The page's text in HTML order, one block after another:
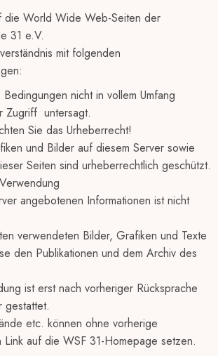
die World Wide Web-Seiten der
31 e.V.
mit folgenden
nicht in vollem Umfang
Zugriff untersagt.
Sie das Urheberrecht!
und Bilder auf diesem Server sowie
Seiten sind urheberrechtlich geschützt.
angebotenen Informationen ist nicht
verwendeten Bilder, Grafiken und Texte
den Publikationen und dem Archiv des
ist erst nach vorheriger Rücksprache
gestattet.
etc. können ohne vorherige
Link auf die WSF 31-Homepage setzen.